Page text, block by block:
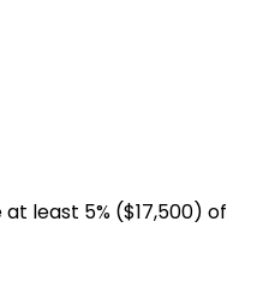
least 5% ($17,500) of